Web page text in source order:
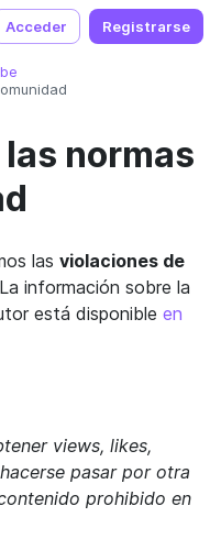
Acceder Registrarse
normas
las violaciones de
información sobre la
está disponible en
views, likes,
pasar por otra
prohibido en